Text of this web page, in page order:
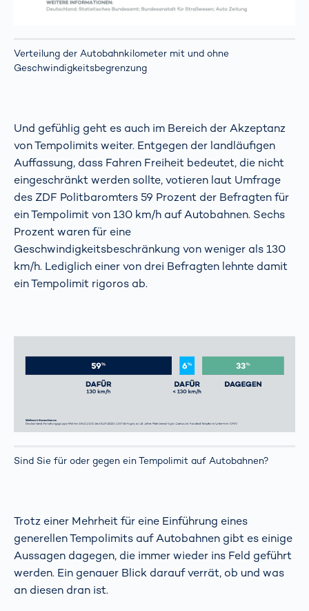
Verteilung der Autobahnkilometer mit und ohne
Geschwindigkeitsbegrenzung
Und gefühlig geht es auch im Bereich der Akzeptanz
von Tempolimits weiter. Entgegen der landläufigen
Auffassung, dass Fahren Freiheit bedeutet, die nicht
eingeschränkt werden sollte, votieren laut Umfrage
des ZDF Politbaromters 59 Prozent der Befragten für
ein Tempolimit von 130 km/h auf Autobahnen. Sechs
Prozent waren für eine
Geschwindigkeitsbeschränkung von weniger als 130
km/h. Lediglich einer von drei Befragten lehnte damit
ein Tempolimit rigoros ab.
Sind Sie für oder gegen ein Tempolimit auf Autobahnen?
Trotz einer Mehrheit für eine Einführung eines
generellen Tempolimits auf Autobahnen gibt es einige
Aussagen dagegen, die immer wieder ins Feld geführt
werden. Ein genauer Blick darauf verrät, ob und was
an diesen dran ist.